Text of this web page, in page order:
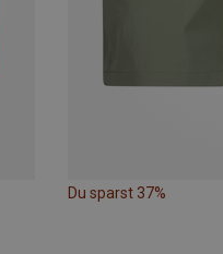
Du sparst 37%